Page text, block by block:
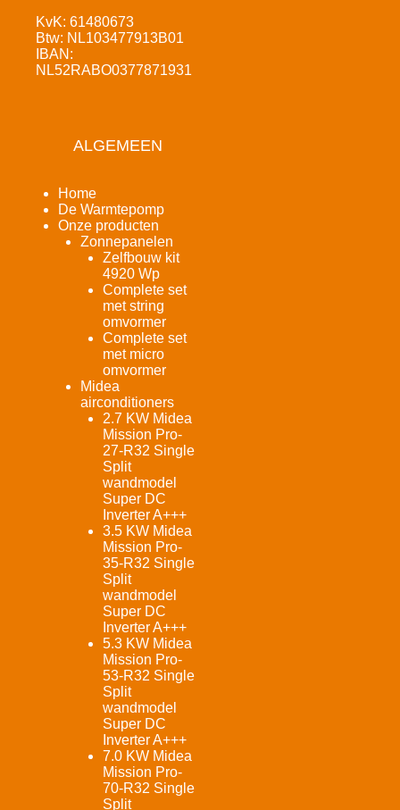
KvK: 61480673
Btw: NL103477913B01
IBAN:
NL52RABO0377871931
ALGEMEEN
Home
De Warmtepomp
Onze producten
Zonnepanelen
Zelfbouw kit
4920 Wp
Complete set
met string
omvormer
Complete set
met micro
omvormer
Midea
airconditioners
2.7 KW Midea
Mission Pro-
27-R32 Single
Split
wandmodel
Super DC
Inverter A+++
3.5 KW Midea
Mission Pro-
35-R32 Single
Split
wandmodel
Super DC
Inverter A+++
5.3 KW Midea
Mission Pro-
53-R32 Single
Split
wandmodel
Super DC
Inverter A+++
7.0 KW Midea
Mission Pro-
70-R32 Single
Split